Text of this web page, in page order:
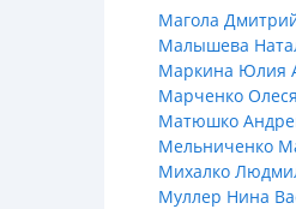
Магола
Малышева
Маркина Юлия
Марченко
Матюшко
Мельниченко
Михалко
Муллер Нина